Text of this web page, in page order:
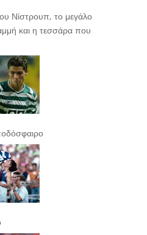
Νίστρουπ, το μεγάλο
και η τεσσάρα που